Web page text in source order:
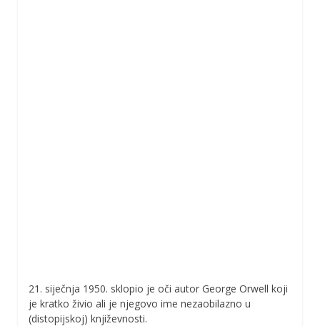
21. siječnja 1950. sklopio je oči autor George Orwell koji
je kratko živio ali je njegovo ime nezaobilazno u
(distopijskoj) književnosti.